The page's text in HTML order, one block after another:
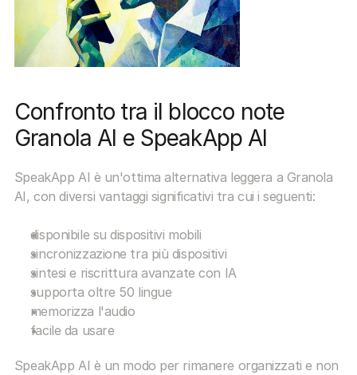
Confronto tra il blocco note
Granola AI e SpeakApp AI
SpeakApp AI è un'ottima alternativa leggera a Granola
AI, con diversi vantaggi significativi tra cui i seguenti:
disponibile su dispositivi mobili
sincronizzazione tra più dispositivi
sintesi e riscrittura avanzate con IA
supporta oltre 50 lingue
memorizza l'audio
facile da usare
SpeakApp AI è un modo per rimanere organizzati e non